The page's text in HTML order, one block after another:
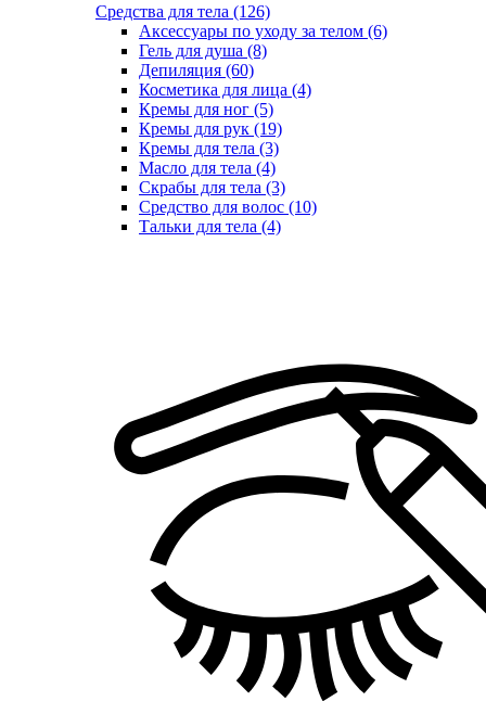
Средства для тела (126)
Аксессуары по уходу за телом (6)
Гель для душа (8)
Депиляция (60)
Косметика для лица (4)
Кремы для ног (5)
Кремы для рук (19)
Кремы для тела (3)
Масло для тела (4)
Скрабы для тела (3)
Средство для волос (10)
Тальки для тела (4)